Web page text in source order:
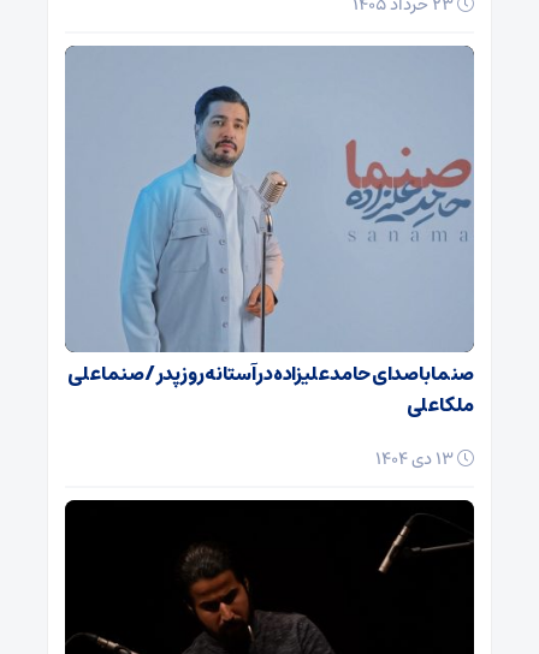
صنما با صدای حامد علیزاده در آستانه روز پدر / صنما علی
ملکا علی